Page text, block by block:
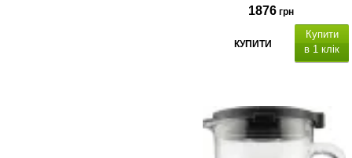
1876 грн
КУПИТИ
Купити
в 1 клік